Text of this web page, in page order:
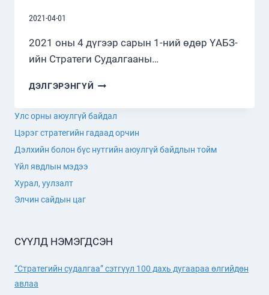
2021-04-01
2021 оны 4 дүгээр сарын 1-ний өдөр ҮАБЗ-
ийн Стратеги Судалгааны…
ДЭЛГЭРЭНГҮЙ БНАСАУ-
МОНГОЛ
УЛСАД
СУУГАА
ОНЦ
ХОГ
АВЧ
Улс орны аюулгүй байдал
Цэрэг стратегийн гадаад орчин
Дэлхийн болон бүс нутгийн аюулгүй байдлын тойм
Үйл явдлын мэдээ
Хурал, уулзалт
Элчин сайдын цаг
СҮҮЛД НЭМЭГДСЭН
“Стратегийн судалгаа” сэтгүүл 100 дахь дугаараа өлгийдөн
авлаа